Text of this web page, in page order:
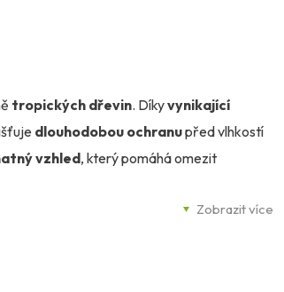
Zobrazit více
tropických dřevin. Díkyvynikající
dlouhodobou ochranupřed vlhkostí
vzhled, který pomáhá omezit
krásu.